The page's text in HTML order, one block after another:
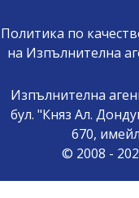
Политика по
на Изпълнителна
Изпълнителна
бул. "Княз Ал.
670,
© 2008 -